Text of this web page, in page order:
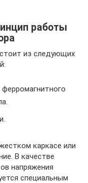
работы
из следующих
каркасе или
В качестве
напряжения
специальным